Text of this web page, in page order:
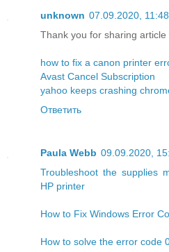
unknown 07.09.2020, 11:48
Thank you for sharing article
how to fix a canon printer
Avast Cancel Subscription
yahoo keeps crashing
Ответить
Paula Webb 09.09.2020,
Troubleshoot the supplies
HP printer
How to Fix Windows Error
How to solve the error code